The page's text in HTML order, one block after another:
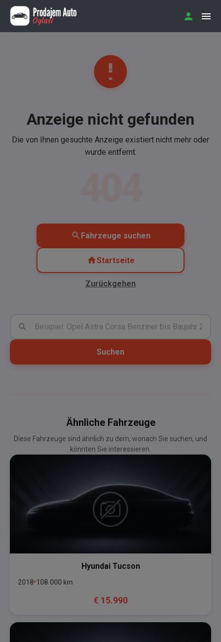
Anzeige nicht gefunden
Die von Ihnen gesuchte Anzeige existiert nicht mehr oder
wurde entfernt.
Fahrzeuge suchen
Startseite
Zurückgehen
Suchen
Ähnliche Fahrzeuge
Diese Fahrzeuge sind ähnlich zu dem, wonach Sie suchen, und
könnten Sie interessieren.
Hyundai Tucson
2018 108.000 km
€ 15.990